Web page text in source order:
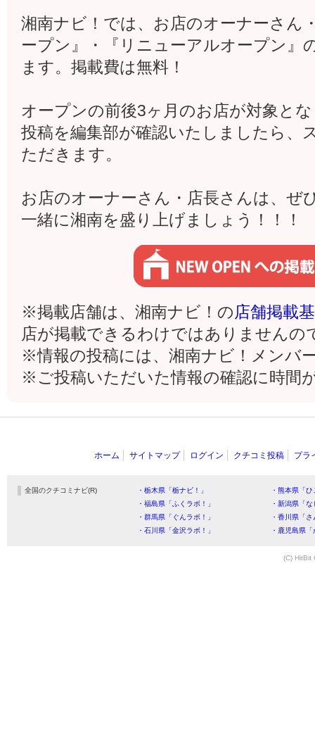
湘南ナビ！では、お店のオーナーさん
ープン』・『リニューアルオープン』
ます。掲載費は無料！
オープンの前後3ヶ月のお店が対象と
投稿を編集部が確認いたしましたら、
ただきます。
お店のオーナーさん・店長さんは、ぜ
一緒に湘南を盛り上げましょう！！！
※掲載店舗は、湘南ナビ！の店舗掲載
店が掲載できるわけではありませんの
※情報の投稿には、湘南ナビ！メンバ
※ご投稿いただいた情報の確認に時間
ホーム サイトマップ ログイン クチコミ投稿 プラ
全国のクチコミナビ(R) ・栃木県「栃ナビ！」
・熊本県「
・福島県「ふくラボ！」
・新潟県「
・群馬県「ぐんラボ！」
・香川県「
・石川県「金沢ラボ！」
・鹿児島県
(C) HitBit